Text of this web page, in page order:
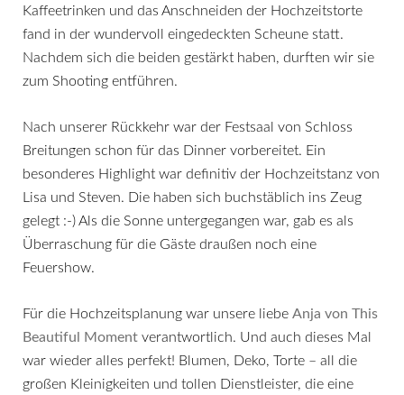
Kaffeetrinken und das Anschneiden der Hochzeitstorte
fand in der wundervoll eingedeckten Scheune statt.
Nachdem sich die beiden gestärkt haben, durften wir sie
zum Shooting entführen.
Nach unserer Rückkehr war der Festsaal von Schloss
Breitungen schon für das Dinner vorbereitet. Ein
besonderes Highlight war definitiv der Hochzeitstanz von
Lisa und Steven. Die haben sich buchstäblich ins Zeug
gelegt :-) Als die Sonne untergegangen war, gab es als
Überraschung für die Gäste draußen noch eine
Feuershow.
Für die Hochzeitsplanung war unsere liebe Anja von This
Beautiful Moment verantwortlich. Und auch dieses Mal
war wieder alles perfekt! Blumen, Deko, Torte – all die
großen Kleinigkeiten und tollen Dienstleister, die eine